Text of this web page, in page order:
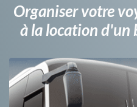
Organiser votre
à la location d'un